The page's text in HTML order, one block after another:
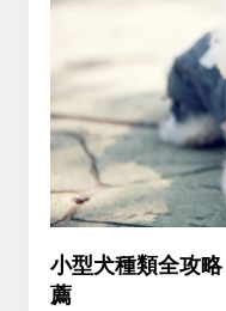
小型犬種類全攻
薦